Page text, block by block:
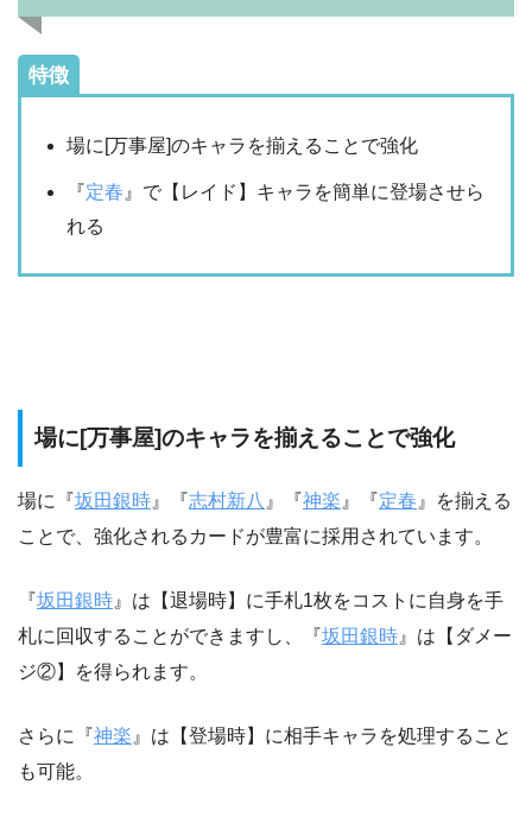
特徴
場に[万事屋]のキャラを揃えることで強化
『定春 』で【レイド】キャラを簡単に登場させら
れる
場に[万事屋]のキャラを揃えることで強化
場に『坂田銀時 』『志村新八 』『神楽 』『定春 』を揃える
ことで、強化されるカードが豊富に採用されています。
『坂田銀時 』は【退場時】に手札1枚をコストに自身を手
札に回収することができますし、『坂田銀時 』は【ダメー
ジ②】を得られます。
さらに『神楽 』は【登場時】に相手キャラを処理すること
も可能。